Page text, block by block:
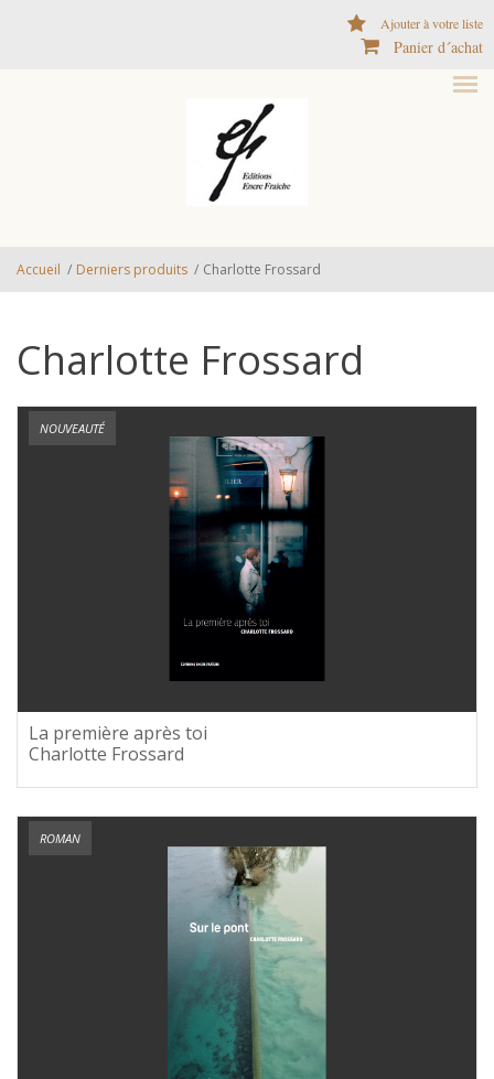
Ajouter à votre liste
Panier d´achat
Accueil / Derniers produits / Charlotte Frossard
Charlotte Frossard
NOUVEAUTÉ
La première après toi
Charlotte Frossard
ROMAN